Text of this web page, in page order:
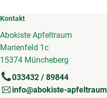
Kontakt
Abokiste Apfeltraum
Marienfeld 1c
15374 Müncheberg
033432 / 89844
info@abokiste-